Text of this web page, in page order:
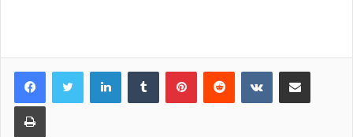
LinkedInTumblr PinterestReddit VKontakteE-Posta ile paylaş
Yazdır